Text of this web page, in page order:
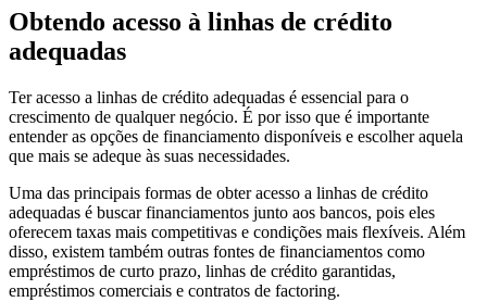
Obtendo acesso à linhas de crédito
adequadas
Ter acesso a linhas de crédito adequadas é essencial para o
crescimento de qualquer negócio. É por isso que é importante
entender as opções de financiamento disponíveis e escolher aquela
que mais se adeque às suas necessidades.
Uma das principais formas de obter acesso a linhas de crédito
adequadas é buscar financiamentos junto aos bancos, pois eles
oferecem taxas mais competitivas e condições mais flexíveis. Além
disso, existem também outras fontes de financiamentos como
empréstimos de curto prazo, linhas de crédito garantidas,
empréstimos comerciais e contratos de factoring.